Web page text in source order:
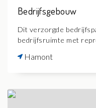
Bedrijfsgebouw
Dit verzorgde
bedrijfsruimte met
Hamont